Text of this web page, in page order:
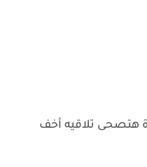
هتصحى تلاقيه أخف